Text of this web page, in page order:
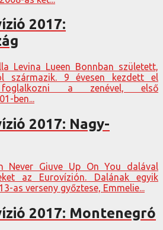
2017:
Levina Lueen Bonnban született,
származik. 9 évesen kezdett el
foglalkozni a zenével, első
ben...
2017: Nagy-
Never Giuve Up On You dalával
az Eurovízión. Dalának egyik
as verseny győztese, Emmelie...
2017: Montenegró